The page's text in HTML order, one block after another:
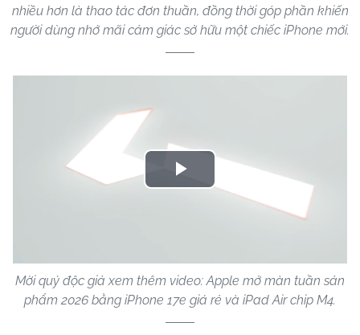
nhiều hơn là thao tác đơn thuần, đồng thời góp phần khiến
người dùng nhớ mãi cảm giác sở hữu một chiếc iPhone mới.
Play
Mời quý độc giả xem thêm video: Apple mở màn tuần sản
phẩm 2026 bằng iPhone 17e giá rẻ và iPad Air chip M4.